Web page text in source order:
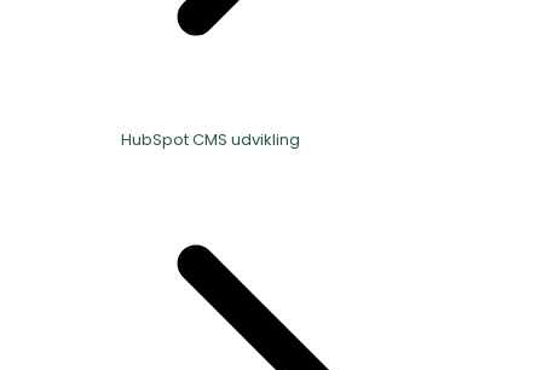
HubSpot CMS udvikling